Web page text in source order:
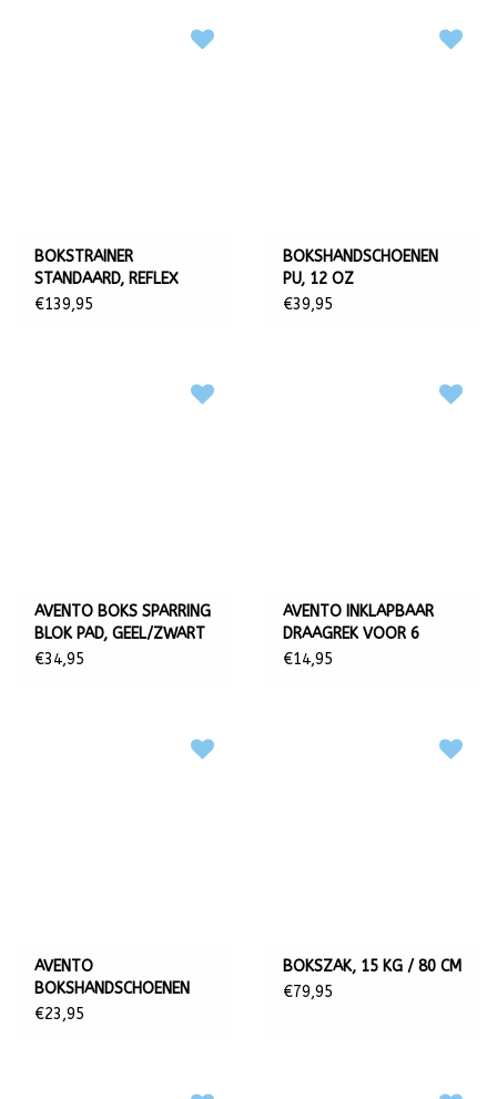
BOKSTRAINER
STANDAARD, REFLEX
€139,95
BOKSHANDSCHOENEN
PU, 12 OZ
€39,95
AVENTO BOKS SPARRING
BLOK PAD, GEEL/ZWART
€34,95
AVENTO INKLAPBAAR
DRAAGREK VOOR 6
BIDONS
€14,95
AVENTO
BOKSHANDSCHOENEN
PU, 6 OZ
€23,95
BOKSZAK, 15 KG / 80 CM
€79,95